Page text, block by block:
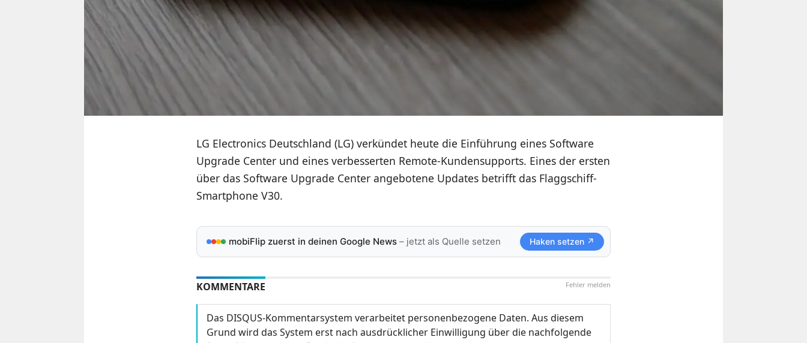
LG Electronics Deutschland (LG) verkündet heute die Einführung eines Software
Upgrade Center und eines verbesserten Remote-Kundensupports. Eines der ersten
über das Software Upgrade Center angebotene Updates betrifft das Flaggschiff-
Smartphone V30.
mobiFlip zuerst in deinen Google News– jetzt als Quelle setzen Haken setzen ↗
Fehler melden
KOMMENTARE
Das DISQUS-Kommentarsystem verarbeitet personenbezogene Daten. Aus diesem
Grund wird das System erst nach ausdrücklicher Einwilligung über die nachfolgende